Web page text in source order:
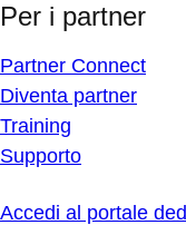
Per i partner
Partner Connect
Diventa partner
Training
Supporto
Accedi al portale